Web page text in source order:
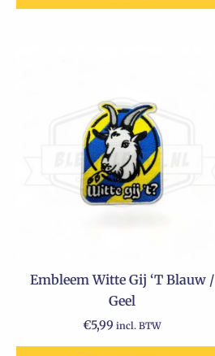
Embleem Witte Gij ‘T Blauw /
Geel
€5,99 incl. BTW